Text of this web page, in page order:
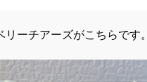
ーチアーズがこちらです。